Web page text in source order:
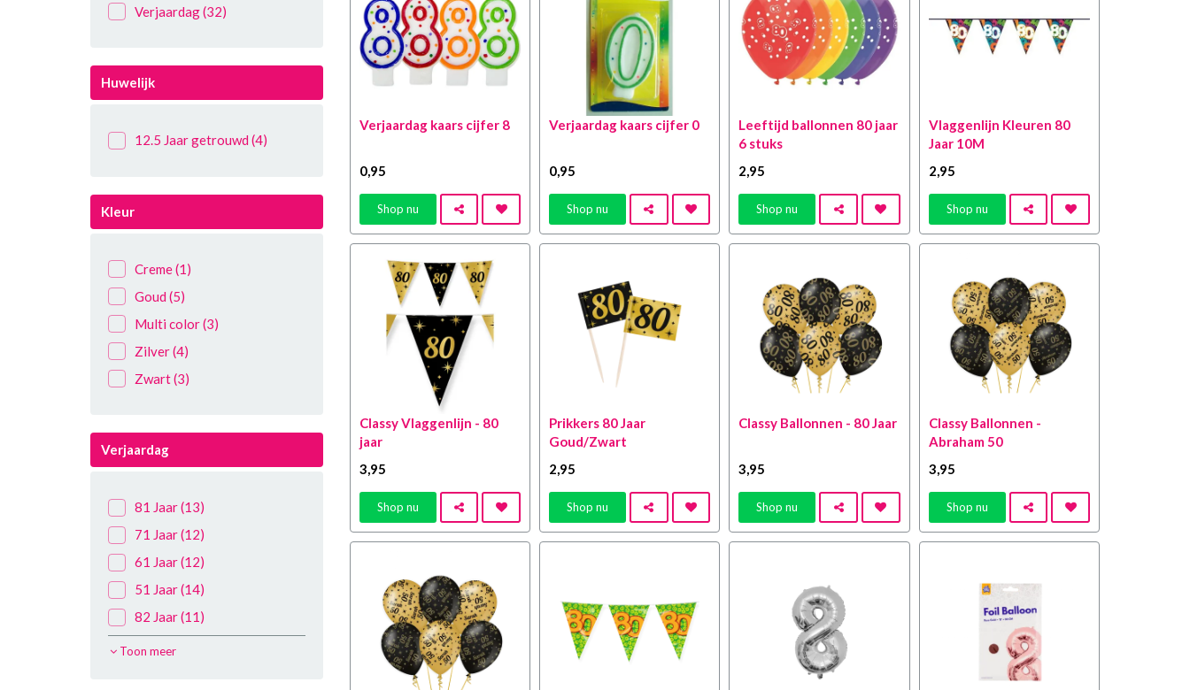
Verjaardag(32)
Huwelijk
12.5 Jaar getrouwd (4)
Kleur
Creme(1)
Goud (5)
Multi color(3)
Zilver(4)
Zwart(3)
Verjaardag
81 Jaar(13)
71 Jaar(12)
61 Jaar(12)
51 Jaar(14)
82 Jaar(11)
Toon meer
Verjaardag kaars cijfer 8
0,95
Shop nu
Verjaardag kaars cijfer 0
0,95
Shop nu
Leeftijd ballonnen 80 jaar
6 stuks
2,95
Shop nu
Vlaggenlijn Kleuren 80
Jaar 10M
2,95
Shop nu
Classy Vlaggenlijn - 80
jaar
3,95
Shop nu
Prikkers 80 Jaar
Goud/Zwart
2,95
Shop nu
Classy Ballonnen - 80 Jaar
3,95
Shop nu
Classy Ballonnen -
Abraham 50
3,95
Shop nu